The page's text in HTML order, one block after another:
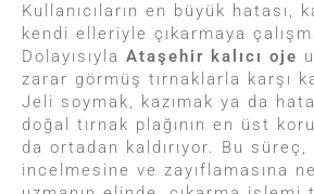
Kullanıcıların en büyük hatası,
kendi elleriyle çıkarmaya
Dolayısıyla Ataşehir kalıcı oje
zarar görmüş tırnaklarla karşı
Jeli soymak, kazımak ya da
doğal tırnak plağının en üst
da ortadan kaldırıyor. Bu süreç,
incelmesine ve zayıflamasına